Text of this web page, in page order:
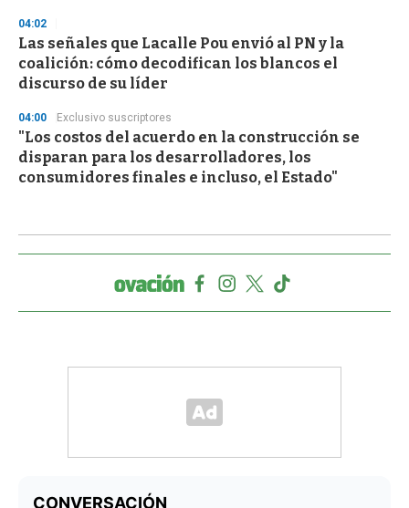
04:02
Las señales que Lacalle Pou envió al PN y la
coalición: cómo decodifican los blancos el
discurso de su líder
04:00 Exclusivo suscriptores
"Los costos del acuerdo en la construcción se
disparan para los desarrolladores, los
consumidores finales e incluso, el Estado"